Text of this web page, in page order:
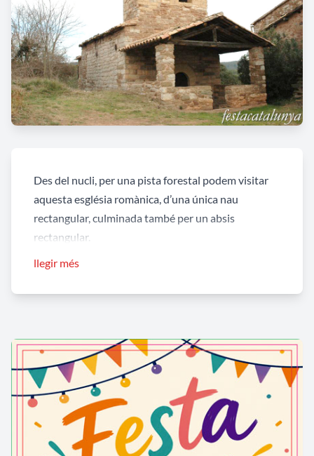
Des del nucli, per una pista forestal podem visitar
aquesta església romànica, d’una única nau
rectangular, culminada també per un absis
rectangular.
en el qual s’alça el campanar d’espadanya, gairebé
permetia la trobada i reunió dels veïns i fidels de la
contrada. Malgrat s’ha qualificat aquest edifici com
pre-romànic, bàsicament es tracta d’una obra
tardana situada ja al segle XII.
La decoració de l’interior, ben conservada, és
llegir més